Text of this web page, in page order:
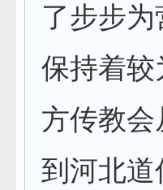
了步步
保持着
方传教
到河北